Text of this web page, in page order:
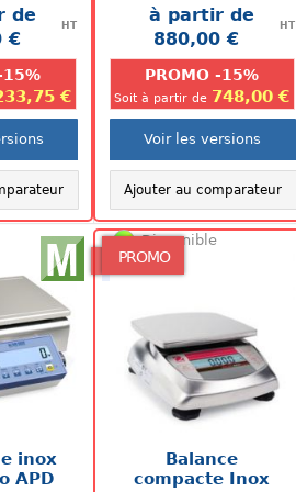
0.5 à
x 180 mm
de
€
HT
15%
€
IP68, autonomie de 90
heures. Balance adaptée...
à partir de
880,00 €
HT
PROMO -15%
Soit à partir de 748,00 €
Voir les versions
Ajouter au comparateur
inox
APD
PROMO
Disponible
Balance
compacte Inox